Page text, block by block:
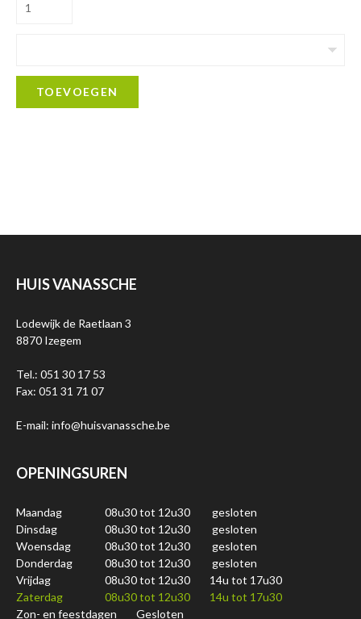
TOEVOEGEN
HUIS VANASSCHE
Lodewijk de Raetlaan 3
8870 Izegem
Tel.: 051 30 17 53
Fax: 051 31 71 07
E-mail: info@huisvanassche.be
OPENINGSUREN
Maandag 08u30 tot 12u30
gesloten
Dinsdag
08u30 tot 12u30
gesloten
Woensdag
08u30 tot 12u30
gesloten
Donderdag
08u30 tot 12u30
gesloten
Vrijdag
08u30 tot 12u30
14u tot 17u30
Zaterdag
08u30 tot 12u30
14u tot 17u30
Zon- en feestdagen
Gesloten